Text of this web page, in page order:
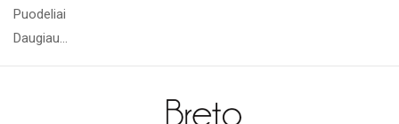
Puodeliai
Daugiau...